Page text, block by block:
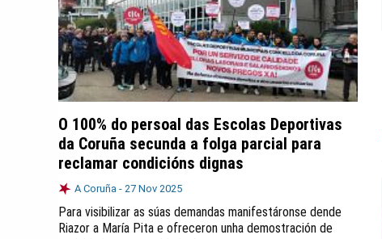
O 100% do persoal das Escolas Deportivas
da Coruña secunda a folga parcial para
reclamar condicións dignas
A Coruña - 27 Nov 2025
Para visibilizar as súas demandas manifestáronse dende
Riazor a María Pita e ofreceron unha demostración de